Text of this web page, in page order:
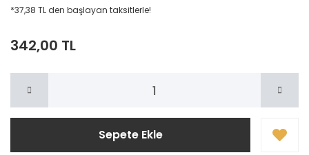
*37,38 TL den başlayan taksitlerle!
342,00 TL
Sepete Ekle